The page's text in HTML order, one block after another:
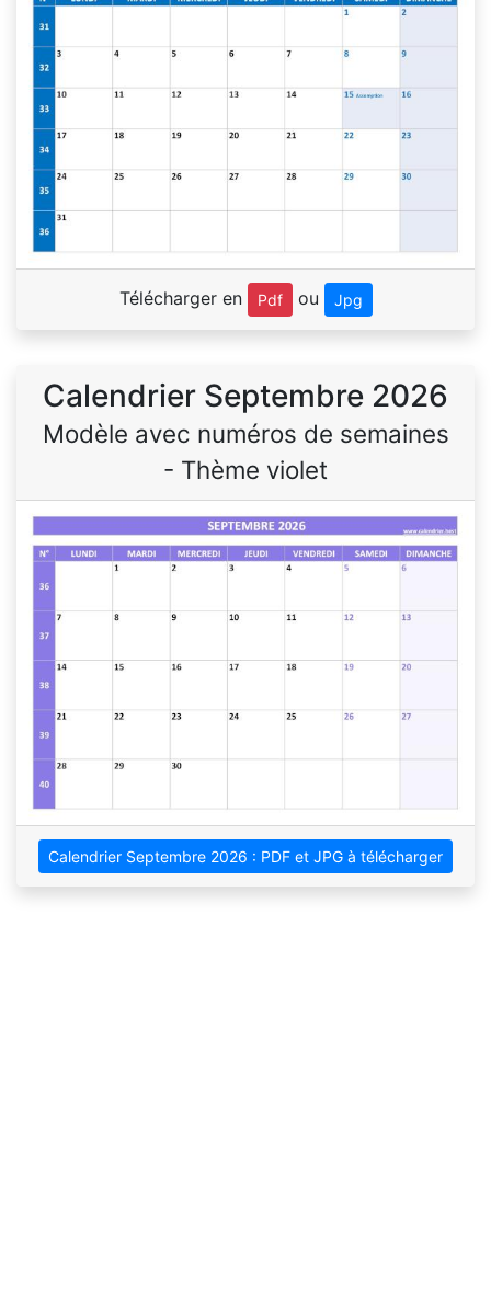
Télécharger en Pdf ou Jpg
Calendrier Septembre 2026
Modèle avec numéros de semaines
- Thème violet
Calendrier Septembre 2026 : PDF et JPG à télécharger